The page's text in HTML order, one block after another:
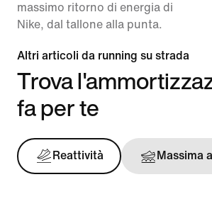
massimo ritorno di energia di
Nike, dal tallone alla punta.
Altri articoli da running su strada
Trova
fa per te
Reattività Massima